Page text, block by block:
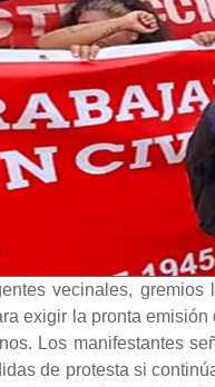
vecinales,
exigir la pronta
Los manifestantes
de protesta si